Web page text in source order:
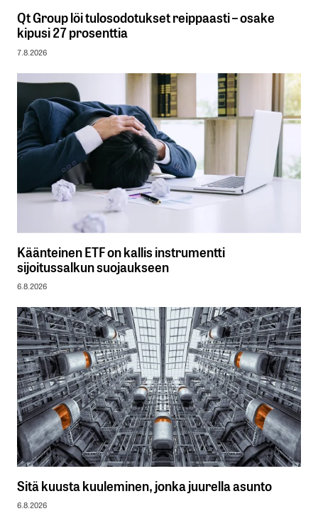
Qt Group löi tulosodotukset reippaasti – osake
kipusi 27 prosenttia
7.8.2026
Käänteinen ETF on kallis instrumentti
sijoitussalkun suojaukseen
6.8.2026
Sitä kuusta kuuleminen, jonka juurella asunto
6.8.2026